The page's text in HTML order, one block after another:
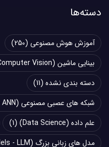
دسته‌ها
آموزش هوش مصنوعی (250)
بینایی ماشین (Computer Vision)
دسته بندی نشده (11)
شبکه های عصبی مصنوعی (Artificial Neural Networks - ANN)
علم داده (Data Science)
(1)
مدل های زبانی بزرگ (Large Language Models - LLM)